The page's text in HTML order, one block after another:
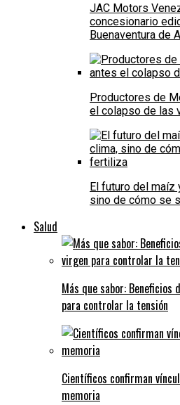
JAC Motors
concesionario
Buenaventura de
Productores de
el colapso de las
El futuro del maíz
sino de cómo se
Salud
Más que sabor:
para controlar la tensión
Científicos confirman
memoria